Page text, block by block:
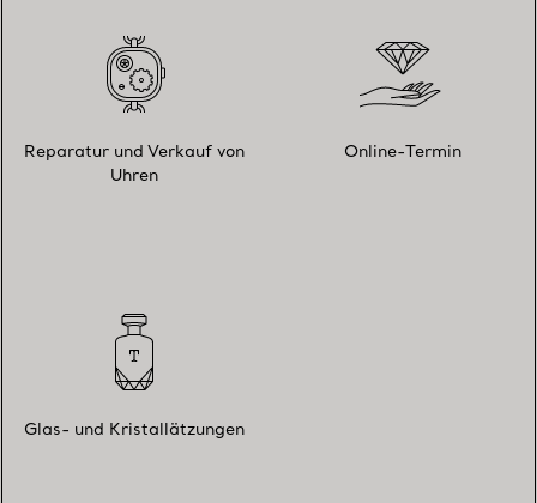
Reparatur und Verkauf von
Uhren
Online-Termin
Glas- und Kristallätzungen